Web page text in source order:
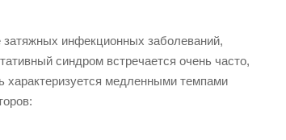
затяжных инфекционных заболеваний,
синдром встречается очень часто,
характеризуется медленными темпами